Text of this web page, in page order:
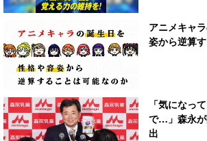
アニメキャ
姿から逆算
「気になっ
で…」森永
出